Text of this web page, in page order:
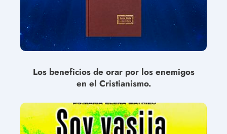
Los beneficios de orar por los enemigos
en el Cristianismo.